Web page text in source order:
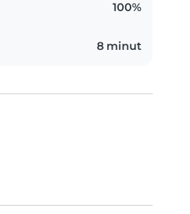
100%
8 minut